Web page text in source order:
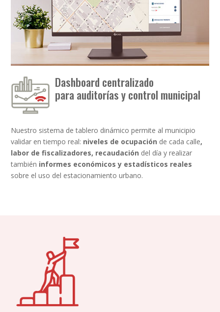
Dashboard centralizado
para auditorías y control municipal
Nuestro sistema de tablero dinámico permite al municipio
validar en tiempo real: niveles de ocupación de cada calle,
labor de fiscalizadores, recaudación del día y realizar
también informes económicos y estadísticos reales
sobre el uso del estacionamiento urbano.